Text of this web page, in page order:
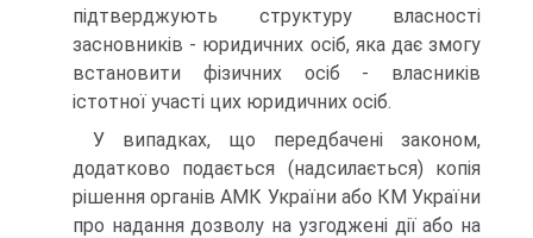
підтверджують струк­туру власності
засновників - юридичних осіб, яка дає змогу
встановити фізичних осіб - власників
істотної участі цих юридичних осіб.
У випадках, що передбачені законом,
додатково пода­ється (надсилається) копія
рішення органів АМК України або КМ України
про надання дозволу на узгоджені дії або на